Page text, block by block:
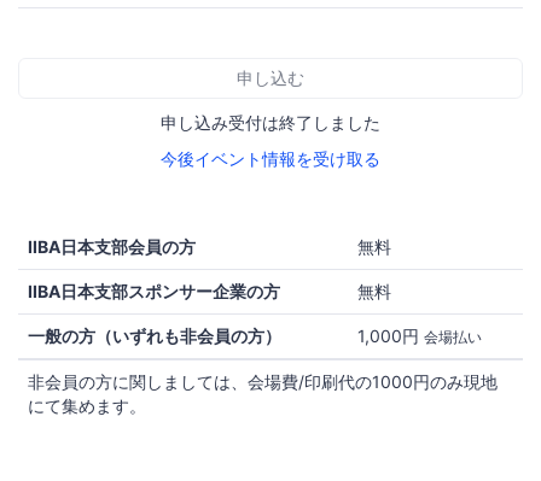
申し込む
申し込み受付は終了しました
今後イベント情報を受け取る
IIBA日本支部会員の方 無料
IIBA日本支部スポンサー企業の方 無料
一般の方（いずれも非会員の方） 1,000円 会場払い
非会員の方に関しましては、会場費/印刷代の1000円のみ現地
にて集めます。